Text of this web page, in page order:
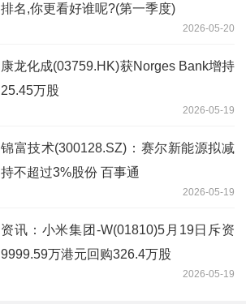
排名,你更看好谁呢?(第一季度)
2026-05-20
康龙化成(03759.HK)获Norges Bank增持
25.45万股
2026-05-19
锦富技术(300128.SZ)：赛尔新能源拟减
持不超过3%股份 百事通
2026-05-19
资讯：小米集团-W(01810)5月19日斥资
9999.59万港元回购326.4万股
2026-05-19